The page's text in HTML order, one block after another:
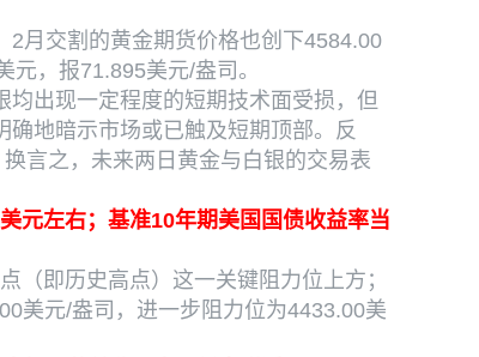
2月交割的黄金期货价格也创下4584.00
，报71.895美元/盎司。
均出现一定程度的短期技术面受损，但
地暗示市场或已触及短期顶部。反
言之，未来两日黄金与白银的交易表
元左右；基准10年期美国国债收益率当
（即历史高点）这一关键阻力位上方；
美元/盎司，进一步阻力位为4433.00美